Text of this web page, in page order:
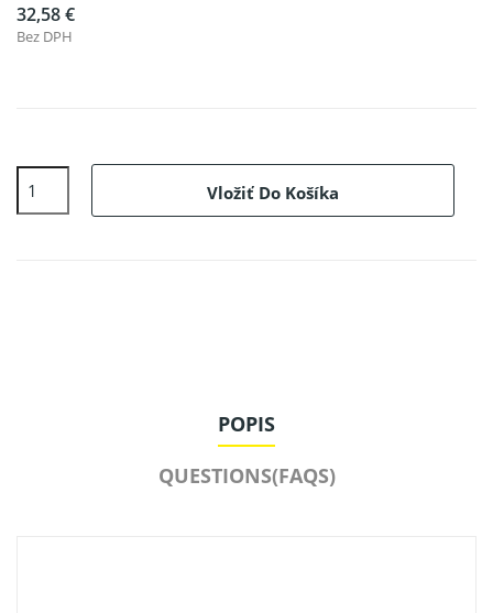
32,58 €
Bez DPH
Vložiť Do Košíka
POPIS
QUESTIONS(FAQS)